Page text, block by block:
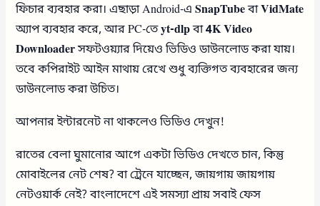
ফিচার ব্যবহার করা। এছাড়া Android-এSnapTubeবাVidMate
অ্যাপ ব্যবহার করে, আর PC-তেyt-dlpবা4K Video
Downloaderসফটওয়্যার দিয়েও ভিডিও ডাউনলোড করা যায়।
তবে কপিরাইট আইন মাথায় রেখে শুধু ব্যক্তিগত ব্যবহারের জন্য
ডাউনলোড করা উচিত।
আপনার ইন্টারনেট না থাকলেও ভিডিও দেখুন!
রাতের বেলা ঘুমানোর আগে একটা ভিডিও দেখতে চান, কিন্তু
মোবাইলের নেট শেষ? বা ট্রেনে যাচ্ছেন, জায়গায় জায়গায়
নেটওয়ার্ক নেই? বাংলাদেশে এই সমস্যা প্রায় সবাই ফেস